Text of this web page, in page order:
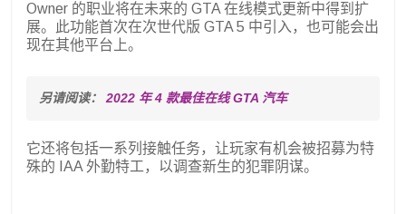
Owner 的职业将在未来的 GTA 在线模式更新中得到扩
展。此功能首次在次世代版 GTA 5 中引入，也可能会出
现在其他平台上。
另请阅读： 2022 年 4 款最佳在线 GTA 汽车
它还将包括一系列接触任务，让玩家有机会被招募为特
殊的 IAA 外勤特工，以调查新生的犯罪阴谋。